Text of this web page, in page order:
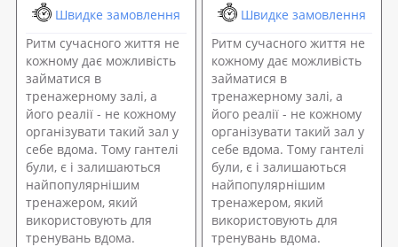
Швидке замовлення
Ритм сучасного життя не
кожному дає можливість
займатися в
тренажерному залі, а
його реалії - не кожному
організувати такий зал у
себе вдома. Тому гантелі
були, є і залишаються
найпопулярнішим
тренажером, який
використовують для
тренувань вдома.
Швидке замовлення
Ритм сучасного життя не
кожному дає можливість
займатися в
тренажерному залі, а
його реалії - не кожному
організувати такий зал у
себе вдома. Тому гантелі
були, є і залишаються
найпопулярнішим
тренажером, який
використовують для
тренувань вдома.